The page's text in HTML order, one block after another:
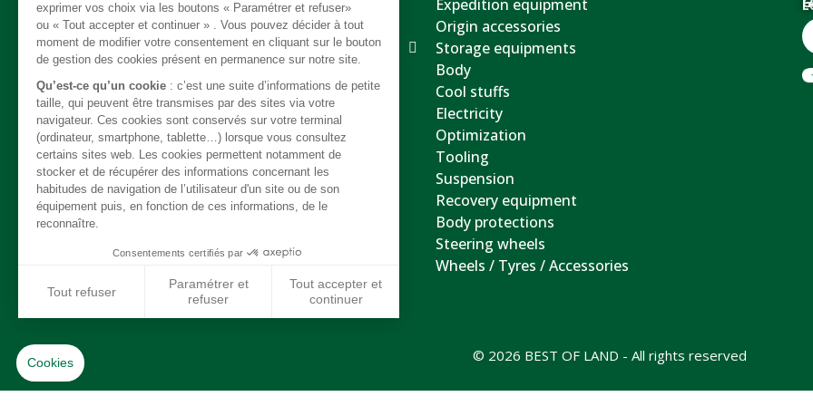
Clutch - Gearbox - Transfert box
Cable
Body / Chassis
Steering
Exhaust
Electrical
Brakes
Trim
Engine
Cooling / Heating / Air conditionning
Suspension
Wheels & Tyres
Expedition equipment
Origin accessories
Storage equipments
Body
Cool stuffs
Electricity
Optimization
Tooling
Suspension
Recovery equipment
Body protections
Steering wheels
Wheels / Tyres / Accessories
© 2026 BEST OF LAND - All rights reserved